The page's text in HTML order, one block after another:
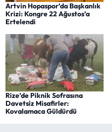
Artvin Hopaspor’da Başkanlık
Krizi: Kongre 22 Ağustos’a
Ertelendi
Rize’de Piknik Sofrasına
Davetsiz Misafirler:
Kovalamaca Güldürdü